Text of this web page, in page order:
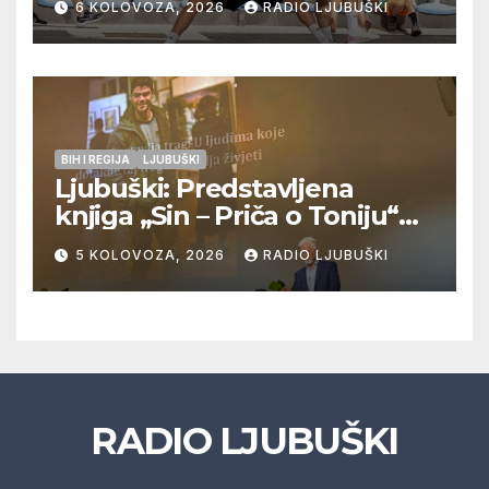
Veljaci i Cerno/Crnopod u
doigravanju, Grljevići završili
natjecanje
6 KOLOVOZA, 2026 RADIO LJUBUŠKI
BIH I REGIJA LJUBUŠKI
Ljubuški: Predstavljena
knjiga „Sin – Priča o Toniju“
dr. sc. Zdenka Hercega
5 KOLOVOZA, 2026 RADIO LJUBUŠKI
RADIO LJUBUŠKI